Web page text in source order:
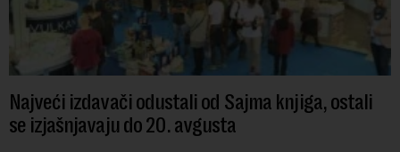
Najveći izdavači odustali od Sajma knjiga, ostali
se izjašnjavaju do 20. avgusta